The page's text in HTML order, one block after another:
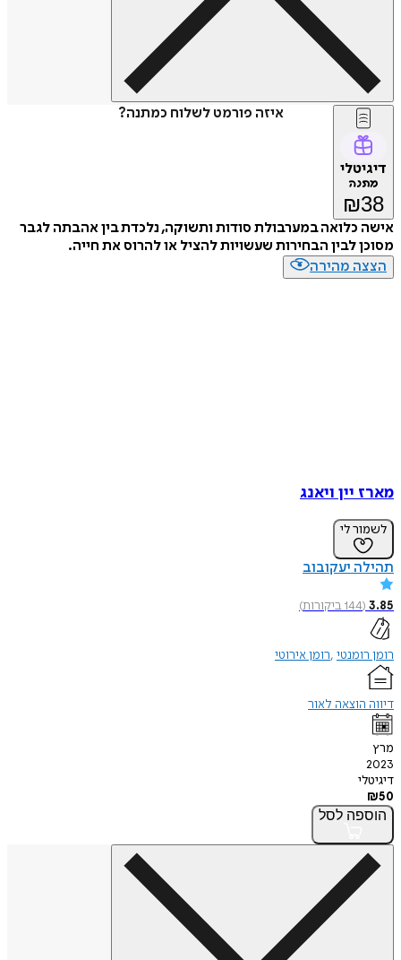
איזה פורמט לשלוח כמתנה?
דיגיטלי
מתנה
₪38
אישה כלואה במערבולת סודות ותשוקה, נלכדת בין אהבתה לגבר
מסוכן לבין הבחירות שעשויות להציל או להרוס את חייה.
הצצה מהירה
מארז יין ויאנג
לשמור לי
תהילה יעקובוב
3.85
(
144ביקורות)
רומן רומנטי רומן אירוטי
דיווה הוצאה לאור
מרץ
2023
דיגיטלי
₪50
הוספה לסל